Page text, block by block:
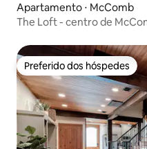
Apartamento ⋅ McComb
The Loft - centro de
Preferido dos hóspedes
Preferido dos hóspedes